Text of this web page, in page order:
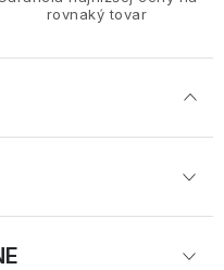
rovnaký tovar